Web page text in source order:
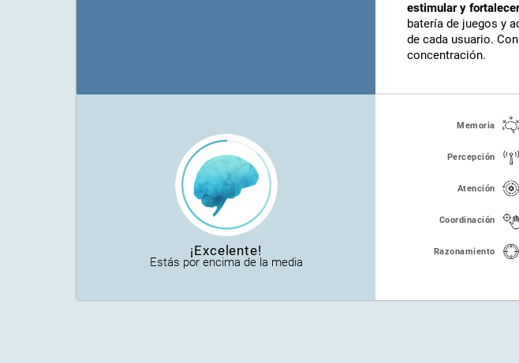
estimular y
batería de juegos y
de cada usuario.
concentración.
¡Excelente!
Estás por encima de la media
Memoria
Percepción
Atención
Coordinación
Razonamiento